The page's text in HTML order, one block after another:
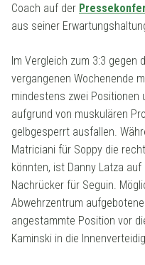
Coach auf der
aus seiner
Im Vergleich zum 3:3 gegen
vergangenen Wochenende
mindestens zwei Positionen
aufgrund von muskulären
gelbgesperrt ausfallen.
Matriciani für Soppy die
könnten, ist Danny Latza
Nachrücker für Seguin.
Abwehrzentrum
angestammte Position vor
Kaminski in die